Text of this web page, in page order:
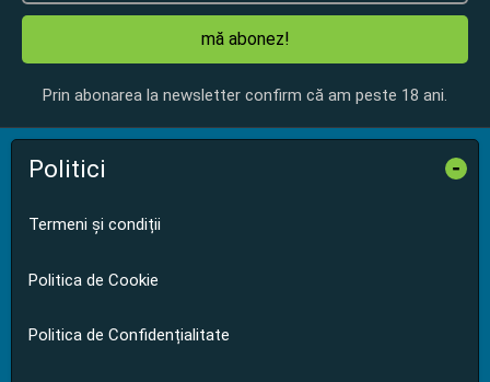
mă abonez!
Prin abonarea la newsletter confirm că am peste 18 ani.
Politici -
Termeni și condiții
Politica de Cookie
Politica de Confidențialitate